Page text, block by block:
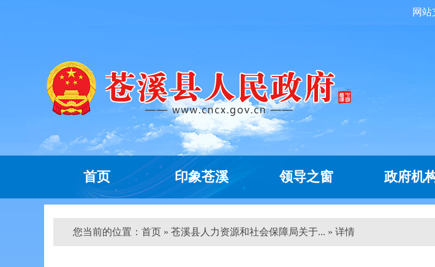
网站
首页 印象苍溪 领导之窗 政府机
您当前的位置： 首页 » 苍溪县人力资源和社会保障局关于... » 详情